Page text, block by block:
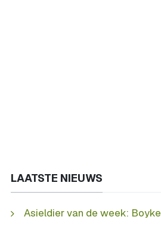
LAATSTE NIEUWS
Asieldier van de week: Boyke